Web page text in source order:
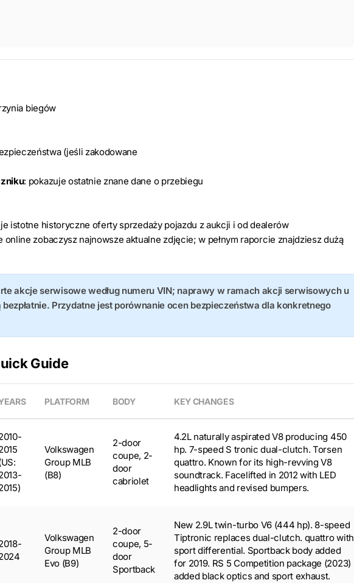
biegów
(jeśli zakodowane
: pokazuje ostatnie znane dane o przebiegu
istotne historyczne oferty sprzedaży pojazdu z aukcji i od dealerów
online zobaczysz najnowsze aktualne zdjęcie; w pełnym raporcie znajdziesz dużą
akcje serwisowe według numeru VIN; naprawy w ramach akcji serwisowych u
Przydatne jest porównanie ocen bezpieczeństwa dla konkretnego
Guide
PLATFORM BODY KEY CHANGES
Volkswagen
Group MLB
(B8)
2-door
coupe, 2-
door
cabriolet
4.2L naturally aspirated V8 producing 450
hp. 7-speed S tronic dual-clutch. Torsen
quattro. Known for its high-revving V8
soundtrack. Facelifted in 2012 with LED
headlights and revised bumpers.
Volkswagen
Group MLB
Evo (B9)
2-door
coupe, 5-
door
Sportback
New 2.9L twin-turbo V6 (444 hp). 8-speed
Tiptronic replaces dual-clutch. quattro with
sport differential. Sportback body added
for 2019. RS 5 Competition package (2023)
added black optics and sport exhaust.